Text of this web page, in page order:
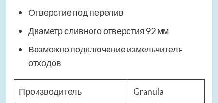
Отверстие под перелив
Диаметр сливного отверстия 92 мм
Возможно подключение измельчителя
отходов
Производитель Granula